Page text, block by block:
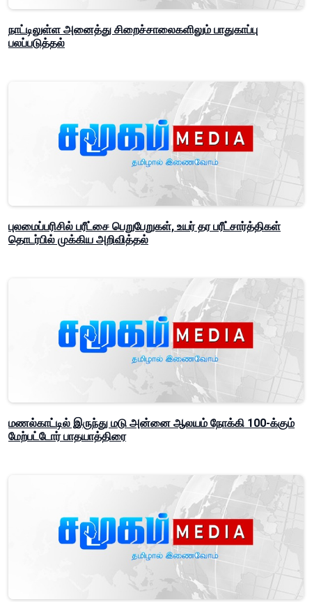
நாட்டிலுள்ள அனைத்து சிறைச்சாலைகளிலும் பாதுகாப்பு
பலப்படுத்தல்
புலமைப்பரிசில் பரீட்சை பெறுபேறுகள், உயர் தர பரீட்சார்த்திகள்
தொடர்பில் முக்கிய அறிவித்தல்
மணல்காட்டில் இருந்து மடு அன்னை ஆலயம் நோக்கி 100-க்கும்
மேற்பட்டோர் பாதயாத்திரை